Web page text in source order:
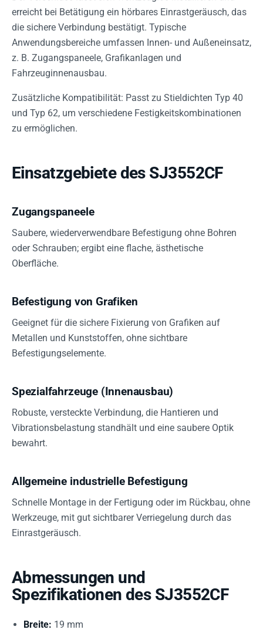
erreicht bei Betätigung ein hörbares Einrastgeräusch, das
die sichere Verbindung bestätigt. Typische
Anwendungsbereiche umfassen Innen- und Außeneinsatz,
z. B. Zugangspaneele, Grafikanlagen und
Fahrzeuginnenausbau.
Zusätzliche Kompatibilität: Passt zu Stieldichten Typ 40
und Typ 62, um verschiedene Festigkeitskombinationen
zu ermöglichen.
Einsatzgebiete des SJ3552CF
Zugangspaneele
Saubere, wiederverwendbare Befestigung ohne Bohren
oder Schrauben; ergibt eine flache, ästhetische
Oberfläche.
Befestigung von Grafiken
Geeignet für die sichere Fixierung von Grafiken auf
Metallen und Kunststoffen, ohne sichtbare
Befestigungselemente.
Spezialfahrzeuge (Innenausbau)
Robuste, versteckte Verbindung, die Hantieren und
Vibrationsbelastung standhält und eine saubere Optik
bewahrt.
Allgemeine industrielle Befestigung
Schnelle Montage in der Fertigung oder im Rückbau, ohne
Werkzeuge, mit gut sichtbarer Verriegelung durch das
Einrastgeräusch.
Abmessungen und
Spezifikationen des SJ3552CF
Breite: 19 mm